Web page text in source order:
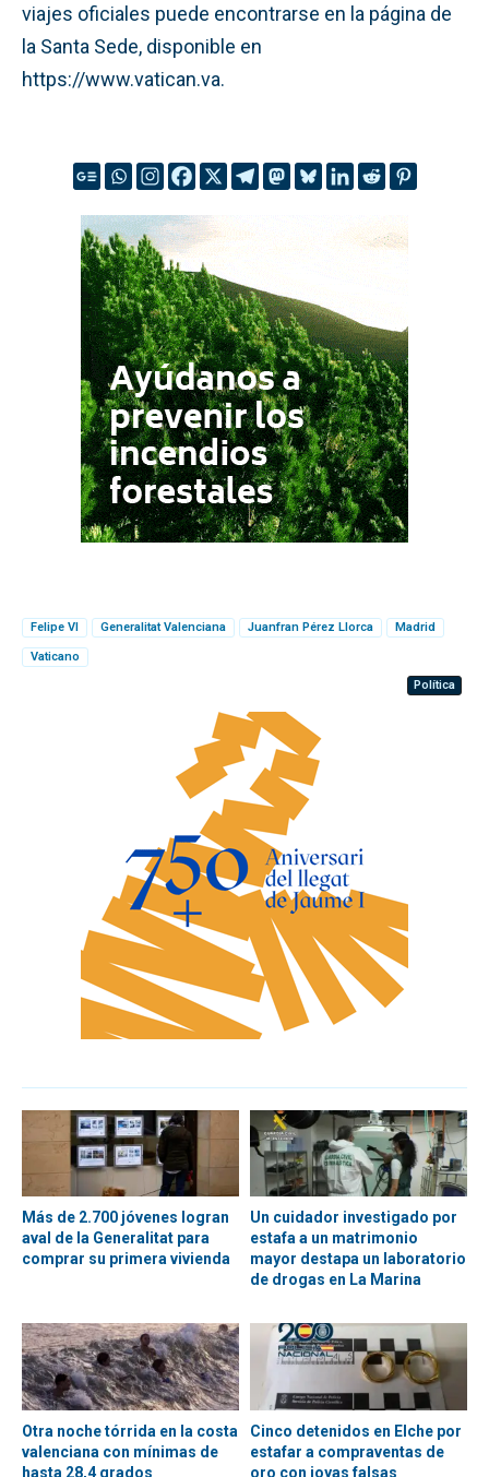
viajes oficiales puede encontrarse en la página de
la Santa Sede, disponible en
https://www.vatican.va.
Felipe VI Generalitat Valenciana Juanfran Pérez Llorca Madrid
Vaticano
Política
Más de 2.700 jóvenes logran
aval de la Generalitat para
comprar su primera vivienda
Un cuidador investigado por
estafa a un matrimonio
mayor destapa un laboratorio
de drogas en La Marina
Otra noche tórrida en la costa
valenciana con mínimas de
hasta 28,4 grados
Cinco detenidos en Elche por
estafar a compraventas de
oro con joyas falsas